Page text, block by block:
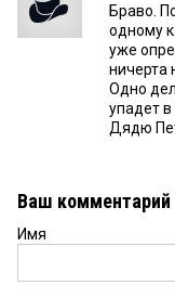
Браво.
одному
уже
ничерта
Одно
упадет
Дядю
Ваш комментарий
Имя